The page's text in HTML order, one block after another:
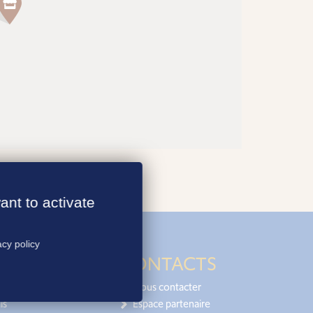
CONTACTS
Nous contacter
Espace partenaire
to activate
policy